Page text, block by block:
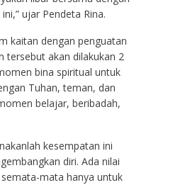
ujar Pendeta Rina.
kaitan dengan penguatan
tersebut akan dilakukan 2
bina spiritual untuk
Tuhan, teman, dan
belajar, beribadah,
kesempatan ini
diri. Ada nilai
mata hanya untuk